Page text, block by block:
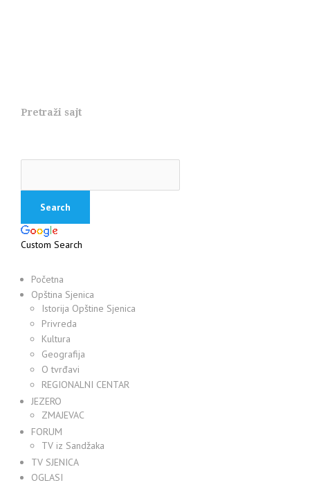
Pretraži sajt
Custom Search
Početna
Opština Sjenica
Istorija Opštine Sjenica
Privreda
Kultura
Geografija
O tvrđavi
REGIONALNI CENTAR
JEZERO
ZMAJEVAC
FORUM
TV iz Sandžaka
TV SJENICA
OGLASI